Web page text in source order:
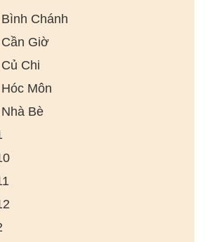
Chánh
Giờ
Chi
Môn
Bè